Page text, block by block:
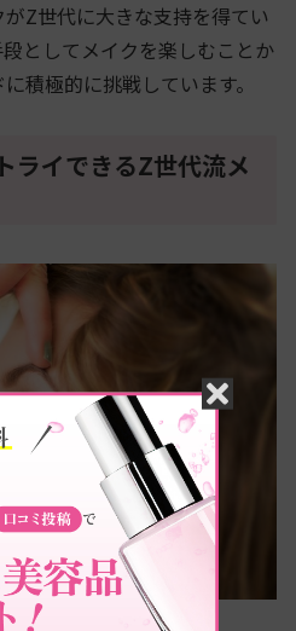
Z世代に大きな支持を得てい
としてメイクを楽しむことか
積極的に挑戦しています。
ライできるZ世代流メ